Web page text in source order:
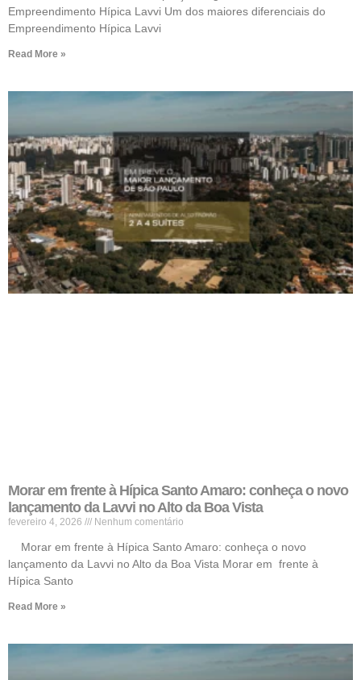
Empreendimento Hípica Lavvi Um dos maiores diferenciais do
Empreendimento Hípica Lavvi
Read More »
Morar em frente à Hípica Santo Amaro: conheça o novo
lançamento da Lavvi no Alto da Boa Vista
fevereiro 4, 2026 Nenhum comentário
Morar em frente à Hípica Santo Amaro: conheça o novo
lançamento da Lavvi no Alto da Boa Vista Morar em frente à
Hípica Santo
Read More »